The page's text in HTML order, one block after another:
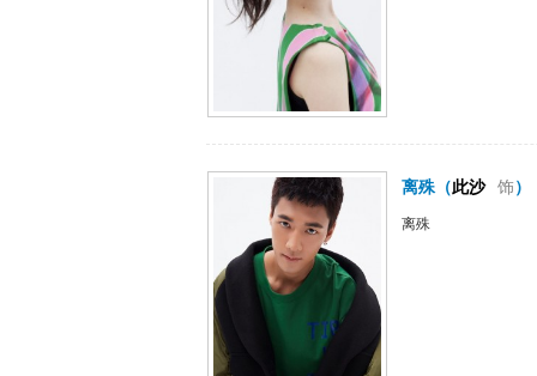
离殊 （此沙 饰）
离殊